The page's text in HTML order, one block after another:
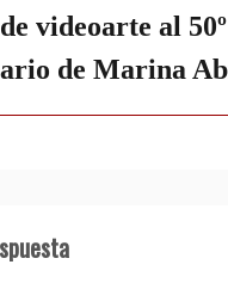
videoarte al 50º
de Marina